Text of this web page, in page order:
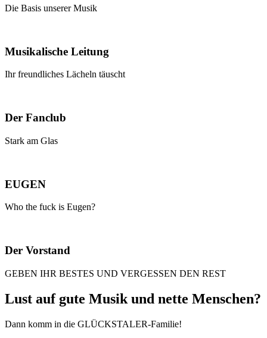
Die Basis unserer Musik
Musikalische Leitung
Ihr freundliches Lächeln täuscht
Der Fanclub
Stark am Glas
EUGEN
Who the fuck is Eugen?
Der Vorstand
GEBEN IHR BESTES UND VERGESSEN DEN REST
Lust auf gute Musik und nette Menschen?
Dann komm in die GLÜCKSTALER-Familie!